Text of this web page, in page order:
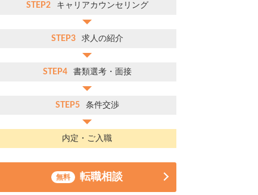
STEP2 キャリアカウンセリング
STEP3 求人の紹介
STEP4 書類選考・面接
STEP5 条件交渉
内定・ご入職
無料 転職相談